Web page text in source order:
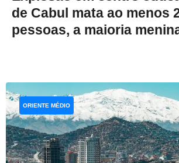
de Cabul mata ao menos
pessoas, a maioria
ORIENTE MÉDIO